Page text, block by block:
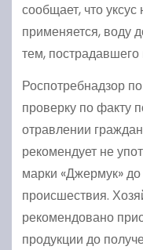
сообщает, что
применяется, воду
тем,
Роспотребнадзор
проверку по факту
отравлении
рекомендует не
марки «Джермук»
происшествия.
рекомендовано
продукции до